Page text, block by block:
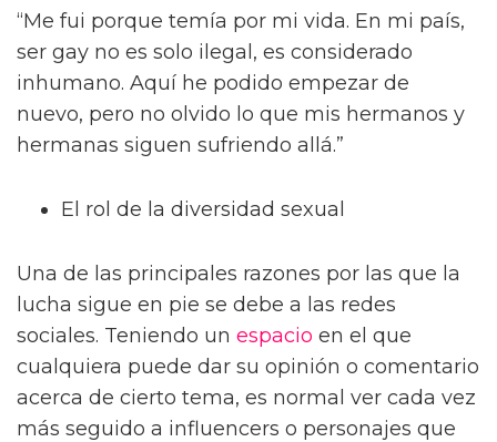
“Me fui porque temía por mi vida. En mi país,
ser gay no es solo ilegal, es considerado
inhumano. Aquí he podido empezar de
nuevo, pero no olvido lo que mis hermanos y
hermanas siguen sufriendo allá.”
El rol de la diversidad sexual
Una de las principales razones por las que la
lucha sigue en pie se debe a las redes
sociales. Teniendo un espacio en el que
cualquiera puede dar su opinión o comentario
acerca de cierto tema, es normal ver cada vez
más seguido a influencers o personajes que